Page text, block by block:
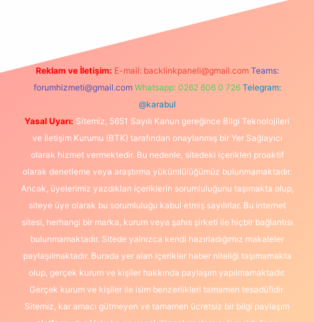
Reklam ve İletişim: E-mail: backlinkpaneli@gmail.com Teams:
forumhizmeti@gmail.com Whatsapp: 0262 606 0 726 Telegram:
@karabul
Yasal Uyarı: Sitemiz, 5651 Sayılı Kanun gereğince Bilgi Teknolojileri
ve İletişim Kurumu (BTK) tarafından onaylanmış bir Yer Sağlayıcı
olarak hizmet vermektedir. Bu nedenle, sitedeki içerikleri proaktif
olarak denetleme veya araştırma yükümlülüğümüz bulunmamaktadır.
Ancak, üyelerimiz yazdıkları içeriklerin sorumluluğunu taşımakta olup,
siteye üye olarak bu sorumluluğu kabul etmiş sayılırlar. Bu internet
sitesi, herhangi bir marka, kurum veya şahıs şirketi ile hiçbir bağlantısı
bulunmamaktadır. Sitede yalnızca kendi hazırladığımız makaleler
paylaşılmaktadır. Burada yer alan içerikler haber niteliği taşımamakta
olup, gerçek kurum ve kişiler hakkında paylaşım yapılmamaktadır.
Gerçek kurum ve kişiler ile isim benzerlikleri tamamen tesadüfidir.
Sitemiz, kar amacı gütmeyen ve tamamen ücretsiz bir bilgi paylaşım